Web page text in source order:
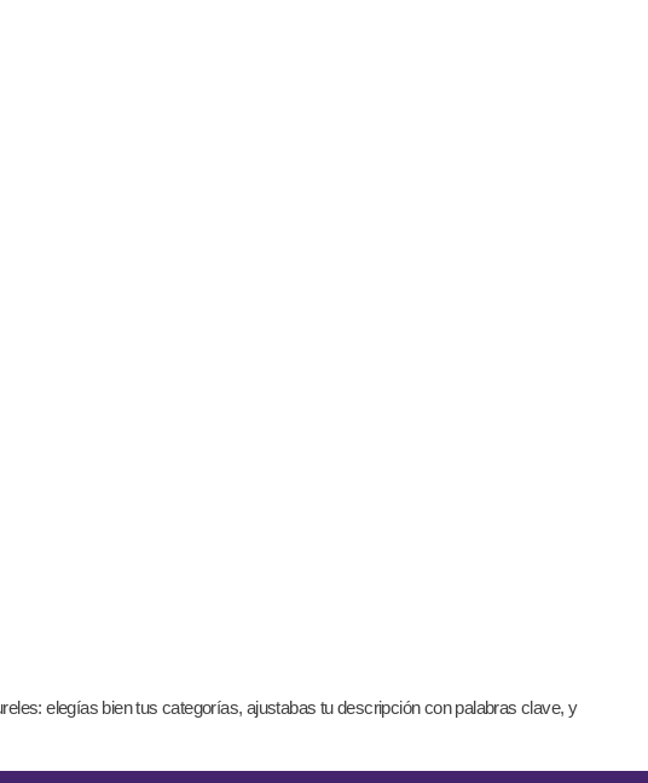
elegías bien tus categorías, ajustabas tu descripción con palabras clave, y